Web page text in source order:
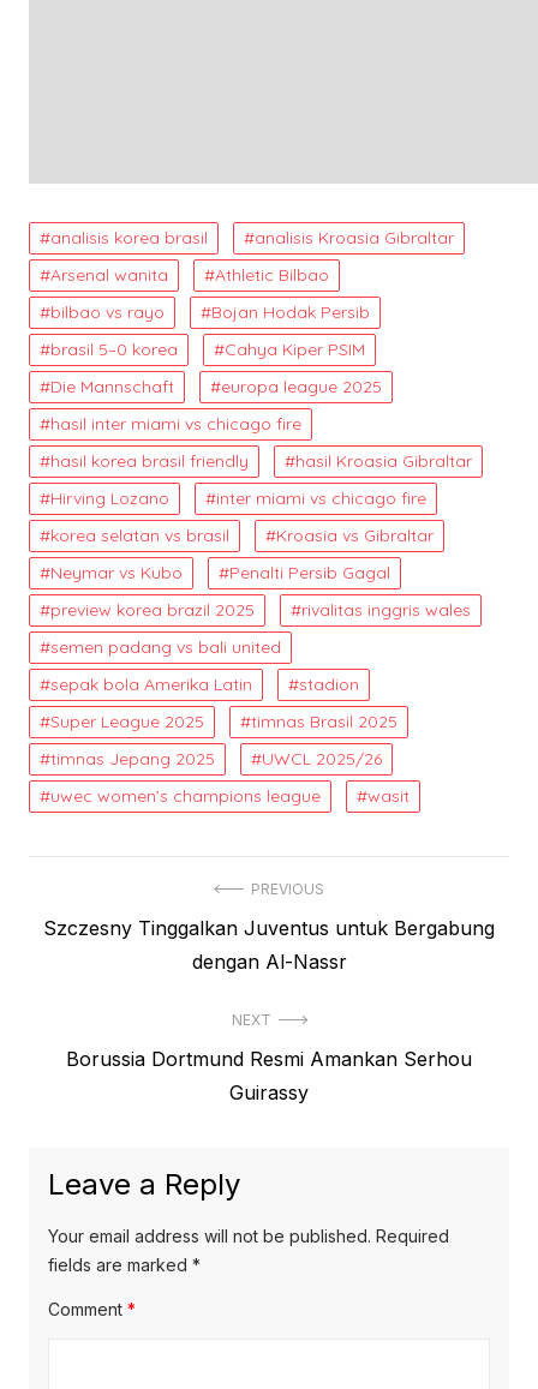
analisis korea brasil
analisis Kroasia Gibraltar
Arsenal wanita
Athletic Bilbao
bilbao vs rayo
Bojan Hodak Persib
brasil 5–0 korea
Cahya Kiper PSIM
Die Mannschaft
europa league 2025
hasil inter miami vs chicago fire
hasil korea brasil friendly
hasil Kroasia Gibraltar
Hirving Lozano
inter miami vs chicago fire
korea selatan vs brasil
Kroasia vs Gibraltar
Neymar vs Kubo
Penalti Persib Gagal
preview korea brazil 2025
rivalitas inggris wales
semen padang vs bali united
sepak bola Amerika Latin
stadion
Super League 2025
timnas Brasil 2025
timnas Jepang 2025
UWCL 2025/26
uwec women’s champions league
wasit
navigation
PREVIOUS
Previous
Szczesny Tinggalkan Juventus untuk Bergabung
dengan Al-Nassr
NEXT
NextBorussia Dortmund Resmi Amankan Serhou
Guirassy
Leave a Reply
Your email address will not be published. Required
fields are marked *
Comment *